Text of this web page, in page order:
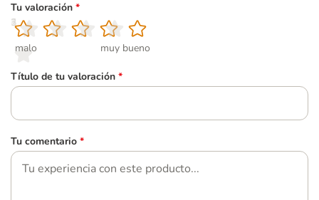
Tu valoración *
1
malo
2
3
4
5
muy bueno
Título de tu valoración *
Tu comentario *